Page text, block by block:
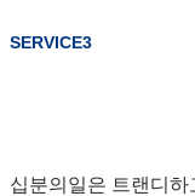
SERVICE3
십분의일은 트랜디